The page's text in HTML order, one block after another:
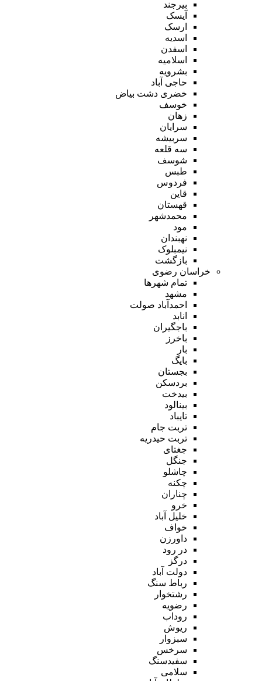
بیرجند
آیسک
ارسک
اسدیه
اسفدن
اسلامیه
بشرویه
حاجی آباد
خضری دشت بیاض
خوسف
زهان
سرایان
سربیشه
سه قلعه
شوسف
طبس
فردوس
قاین
قهستان
محمدشهر
مود
نهبندان
نیمبلوک
بازگشت
خراسان رضوی
تمام شهر‌ها
مشهد
احمدآباد صولت
انابد
باجگیران
باخرز
بار
بایگ
بجستان
بردسکن
بیدخت
بینالود
تایباد
تربت جام
تربت حیدریه
جغتای
جنگل
چاشلو
چکنه
چناران
خرو
خلیل آباد
خواف
داورزن
در رود
درگز
دولت آباد
رباط سنگ
رشتخوار
رضویه
روداب
ریوش
سبزوار
سرخس
سفیدسنگ
سلامی